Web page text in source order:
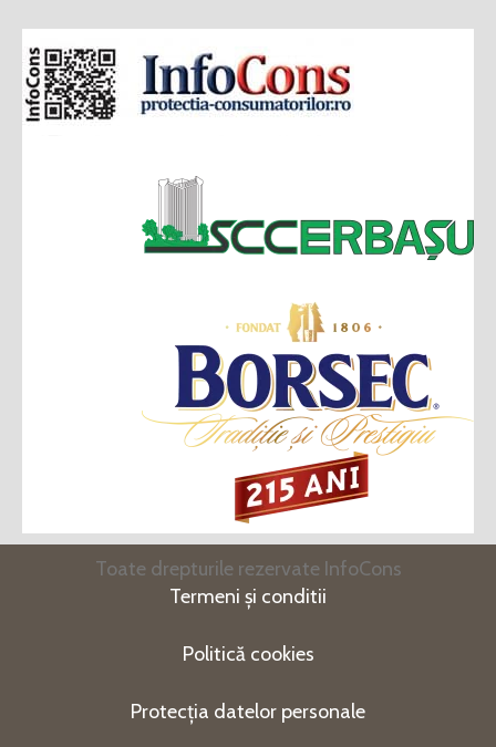
Toate drepturile rezervate InfoCons
Termeni și conditii
Politică cookies
Protecția datelor personale